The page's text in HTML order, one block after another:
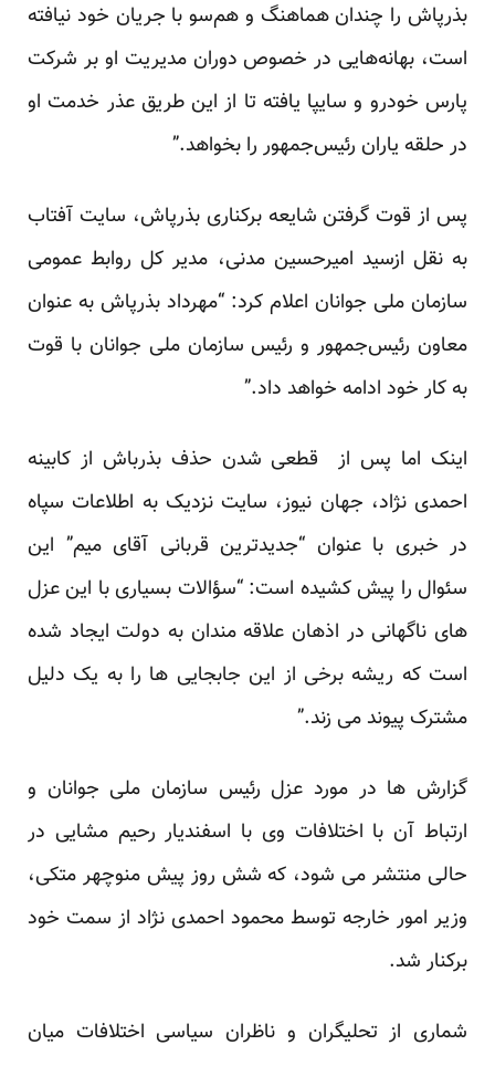
بذرپاش را چندان هماهنگ و هم‌سو با جریان خود نیافته
است، بهانه‌هایی در خصوص دوران مدیریت او بر شرکت
پارس خودرو و سایپا یافته تا از این طریق عذر خدمت او
در حلقه یاران رئیس‌جمهور را بخواهد.”
پس از قوت گرفتن شایعه برکناری بذرپاش، سایت آفتاب
به نقل ازسید امیرحسین مدنی، مدیر کل روابط عمومی
سازمان ملی جوانان اعلام کرد: “مهرداد بذرپاش به عنوان
معاون رئیس‌جمهور و رئیس سازمان ملی جوانان با قوت
به کار خود ادامه خواهد داد.”
اینک اما پس از قطعی شدن حذف بذرباش از کابینه
احمدی نژاد، جهان نیوز، سایت نزدیک به اطلاعات سپاه
در خبری با عنوان “جدیدترین قربانی آقای میم” این
سئوال را پیش کشیده است: “سؤالات بسیاری با این عزل
های ناگهانی در اذهان علاقه مندان به دولت ایجاد شده
است که ریشه برخی از این جابجایی ها را به یک دلیل
مشترک پیوند می زند.”
گزارش ها در مورد عزل رئیس سازمان ملی جوانان و
ارتباط آن با اختلافات وی با اسفندیار رحیم مشایی در
حالی منتشر می شود، که شش روز پیش منوچهر متکی،
وزیر امور خارجه توسط محمود احمدی نژاد از سمت خود
برکنار شد.
شماری از تحلیگران و ناظران سیاسی اختلافات میان